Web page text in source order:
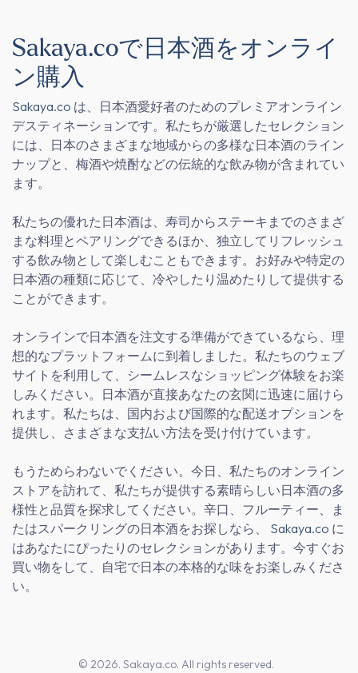
Sakaya.coで日本酒をオンライ
ン購入
Sakaya.co は、日本酒愛好者のためのプレミアオンライン
デスティネーションです。私たちが厳選したセレクション
には、日本のさまざまな地域からの多様な日本酒のライン
ナップと、梅酒や焼酎などの伝統的な飲み物が含まれてい
ます。
私たちの優れた日本酒は、寿司からステーキまでのさまざ
まな料理とペアリングできるほか、独立してリフレッシュ
する飲み物として楽しむこともできます。お好みや特定の
日本酒の種類に応じて、冷やしたり温めたりして提供する
ことができます。
オンラインで日本酒を注文する準備ができているなら、理
想的なプラットフォームに到着しました。私たちのウェブ
サイトを利用して、シームレスなショッピング体験をお楽
しみください。日本酒が直接あなたの玄関に迅速に届けら
れます。私たちは、国内および国際的な配送オプションを
提供し、さまざまな支払い方法を受け付けています。
もうためらわないでください。今日、私たちのオンライン
ストアを訪れて、私たちが提供する素晴らしい日本酒の多
様性と品質を探求してください。辛口、フルーティー、ま
たはスパークリングの日本酒をお探しなら、 Sakaya.co に
はあなたにぴったりのセレクションがあります。今すぐお
買い物をして、自宅で日本の本格的な味をお楽しみくださ
い。
© 2026. Sakaya.co. All rights reserved.